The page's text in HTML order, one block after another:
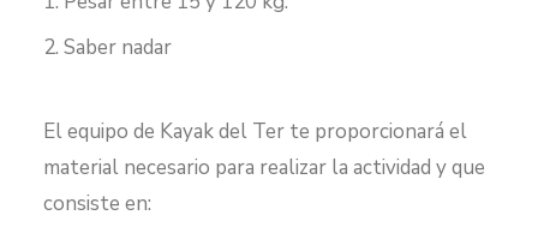
Saber nadar
El equipo de Kayak del Ter te proporcionará el
material necesario para realizar la actividad y que
consiste en: